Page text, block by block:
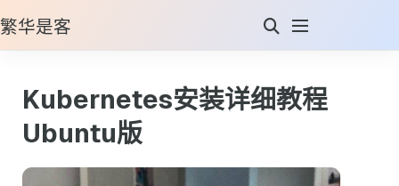
繁华是客
Kubernetes安装详细教程
Ubuntu版